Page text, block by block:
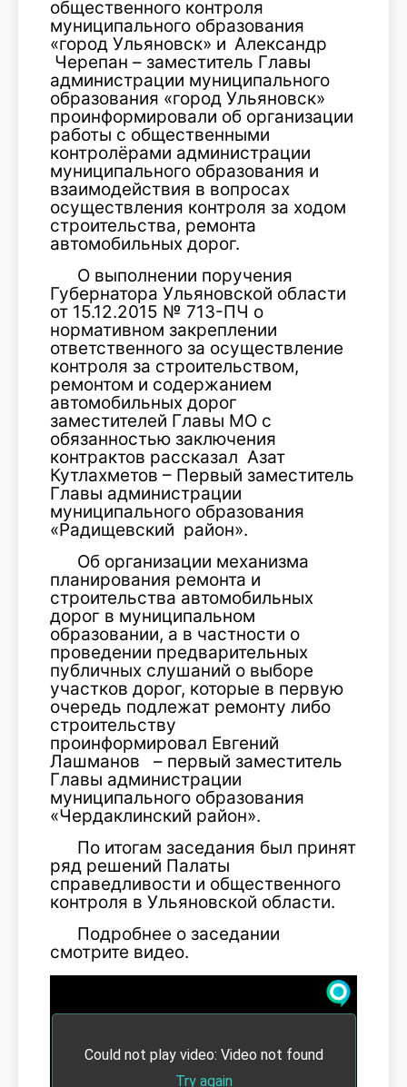
общественного контроля
муниципального образования
«город Ульяновск» и Александр
Черепан – заместитель Главы
администрации муниципального
образования «город Ульяновск»
проинформировали об организации
работы с общественными
контролёрами администрации
муниципального образования и
взаимодействия в вопросах
осуществления контроля за ходом
строительства, ремонта
автомобильных дорог.
О выполнении поручения
Губернатора Ульяновской области
от 15.12.2015 № 713-ПЧ о
нормативном закреплении
ответственного за осуществление
контроля за строительством,
ремонтом и содержанием
автомобильных дорог
заместителей Главы МО с
обязанностью заключения
контрактов рассказал Азат
Кутлахметов – Первый заместитель
Главы администрации
муниципального образования
«Радищевский район».
Об организации механизма
планирования ремонта и
строительства автомобильных
дорог в муниципальном
образовании, а в частности о
проведении предварительных
публичных слушаний о выборе
участков дорог, которые в первую
очередь подлежат ремонту либо
строительству
проинформировал Евгений
Лашманов – первый заместитель
Главы администрации
муниципального образования
«Чердаклинский район».
По итогам заседания был принят
ряд решений Палаты
справедливости и общественного
контроля в Ульяновской области.
Подробнее о заседании
смотрите видео.